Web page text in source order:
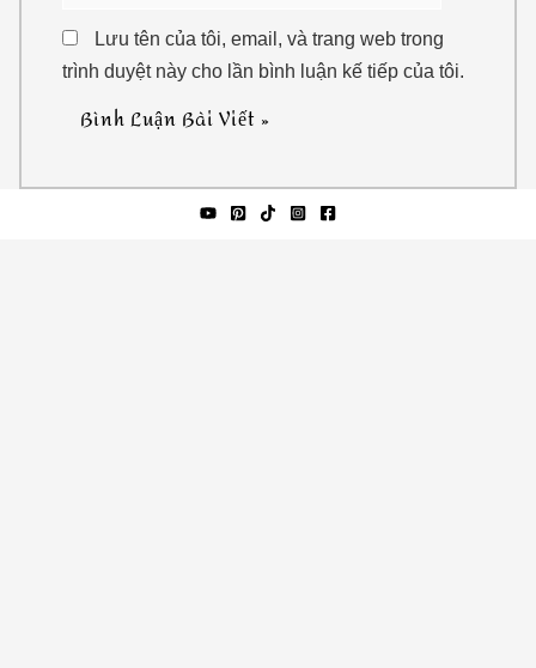
Lưu tên của tôi, email, và trang web trong
trình duyệt này cho lần bình luận kế tiếp của tôi.